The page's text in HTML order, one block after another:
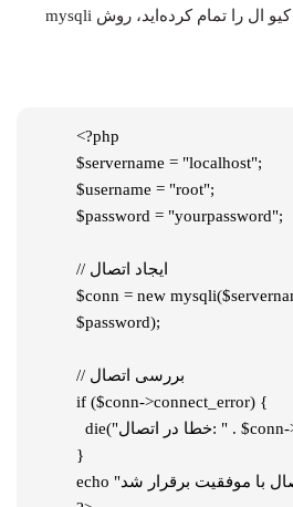
اگر به تازگی نصب مای اس کیو ال را تمام کرده‌اید، روش mysqli
<?php
$servername = "localhost";
$username = "root";
$password = "yourpassword";
// ایجاد اتصال
$conn = new
$password);
// بررسی اتصال
if ($conn->connect_error) {
}
echo "اتصال با موفقیت برقرار شد";